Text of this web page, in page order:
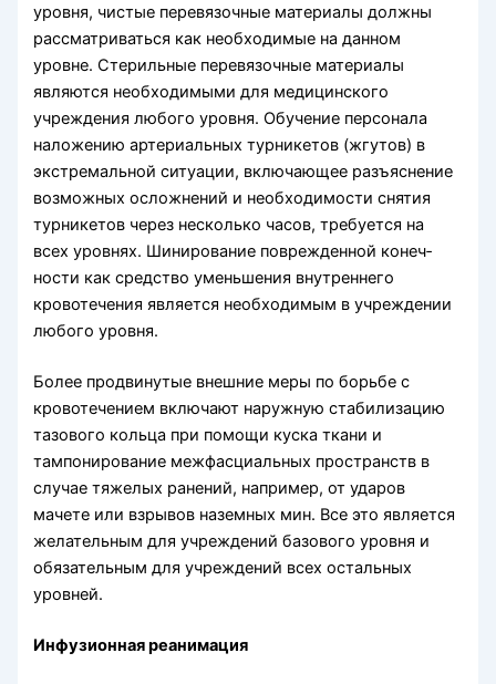
уровня, чистые перевязочные материалы должны
рассматриваться как необходи­мые на данном
уровне. Стерильные перевязочные материалы
являются необходи­мыми для медицинского
учреждения любого уровня. Обучение персонала
нало­жению артериальных турникетов (жгутов) в
экстремальной ситуации, включающее разъяснение
возможных осложнений и необходимости снятия
турникетов через несколько часов, требуется на
всех уровнях. Шинирование поврежденной конеч­
ности как средство уменьшения внутреннего
кровотечения является необходи­мым в учреждении
любого уровня.
Более продвинутые внешние меры по борьбе с
кровотечением включают на­ружную стабилизацию
тазового кольца при помощи куска ткани и
тампонирова­ние межфасциальных пространств в
случае тяжелых ранений, например, от ударов
мачете или взрывов наземных мин. Все это является
желательным для учреждений базового уровня и
обязательным для учреждений всех остальных
уровней.
Инфузионная реанимация